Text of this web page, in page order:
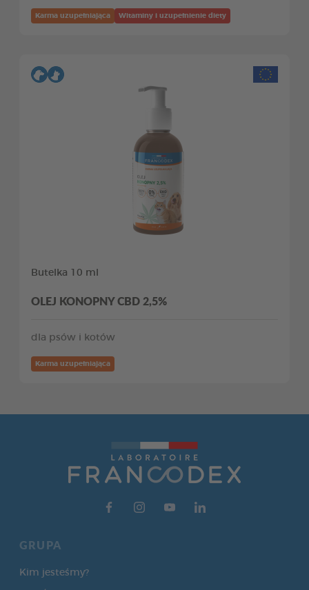
Karma uzupełniająca Witaminy i uzupełnienie diety
Butelka 10 ml
OLEJ KONOPNY CBD 2,5%
dla psów i kotów
Karma uzupełniająca
GRUPA
Kim jesteśmy?